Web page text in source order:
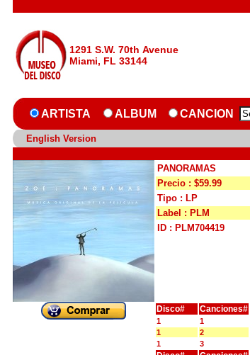
1291 S.W. 70th Avenue
Miami, FL 33144
ARTISTA ALBUM CANCION
English Version
PANORAMAS
Precio : $59.99
Tipo : LP
Label : PLM
ID : PLM704419
Disco# Canciones#
1 1
1
2
1
3